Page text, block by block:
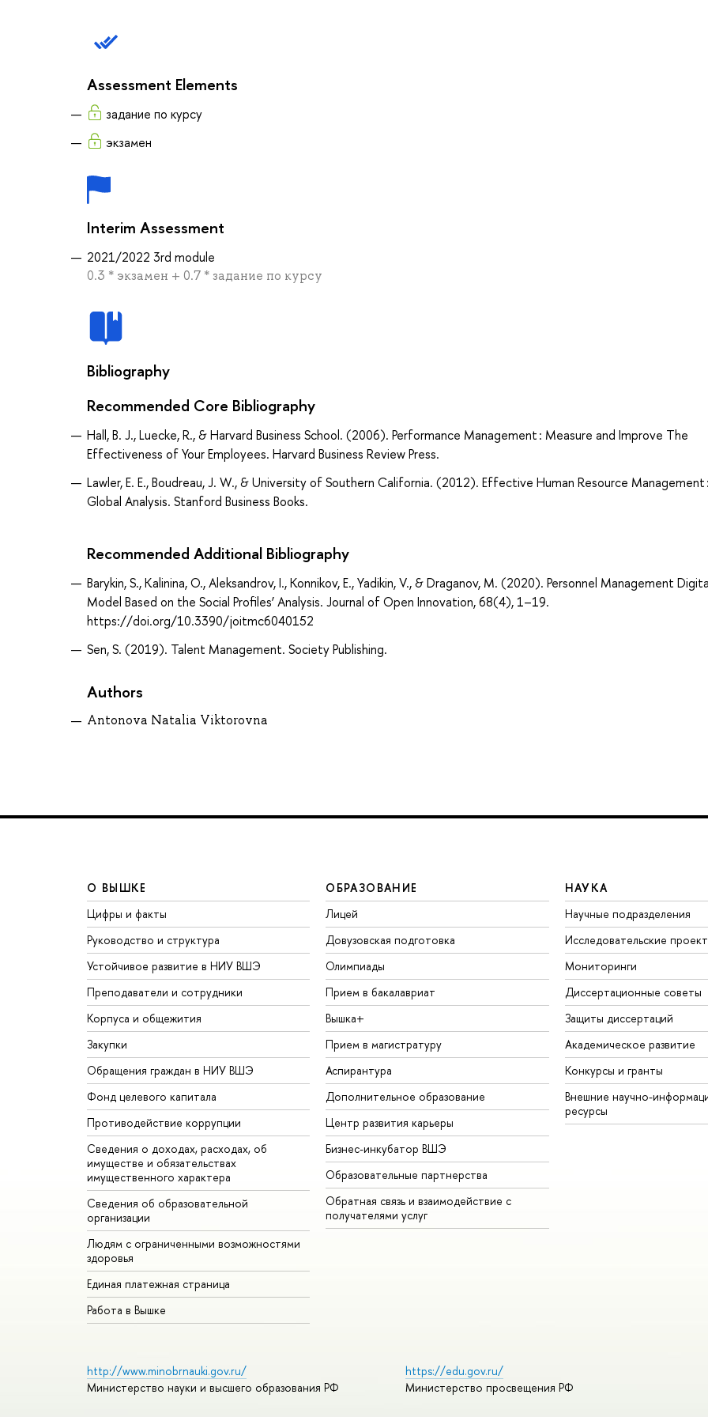
Assessment Elements
задание по курсу
экзамен
Interim Assessment
2021/2022 3rd module
0.3 * экзамен + 0.7 * задание по курсу
Bibliography
Recommended Core Bibliography
Hall, B. J., Luecke, R., & Harvard Business School. (2006). Performance Management : Measure and Improve The
Effectiveness of Your Employees. Harvard Business Review Press.
Lawler, E. E., Boudreau, J. W., & University of Southern California. (2012). Effective Human Resource Management
Global Analysis. Stanford Business Books.
Recommended Additional Bibliography
Barykin, S., Kalinina, O., Aleksandrov, I., Konnikov, E., Yadikin, V., & Draganov, M. (2020). Personnel Management
Model Based on the Social Profiles’ Analysis. Journal of Open Innovation, 68(4), 1–19.
https://doi.org/10.3390/joitmc6040152
Sen, S. (2019). Talent Management. Society Publishing.
Authors
Antonova Natalia Viktorovna
О ВЫШКЕ
Цифры и факты
Руководство и структура
Устойчивое развитие в НИУ ВШЭ
Преподаватели и сотрудники
Корпуса и общежития
Закупки
Обращения граждан в НИУ ВШЭ
Фонд целевого капитала
Противодействие коррупции
Сведения о доходах, расходах, об
имуществе и обязательствах
имущественного характера
Сведения об образовательной
организации
Людям с ограниченными возможностями
здоровья
Единая платежная страница
Работа в Вышке
ОБРАЗОВАНИЕ
Лицей
Довузовская подготовка
Олимпиады
Прием в бакалавриат
Вышка+
Прием в магистратуру
Аспирантура
Дополнительное образование
Центр развития карьеры
Бизнес-инкубатор ВШЭ
Образовательные партнерства
Обратная связь и взаимодействие с
получателями услуг
НАУКА
Научные подразделения
Исследовательские
Мониторинги
Диссертационные советы
Защиты диссертаций
Академическое развитие
Конкурсы и гранты
Внешние научно-
ресурсы
http://www.minobrnauki.gov.ru/
Министерство науки и высшего образования РФ
https://edu.gov.ru/
Министерство просвещения РФ